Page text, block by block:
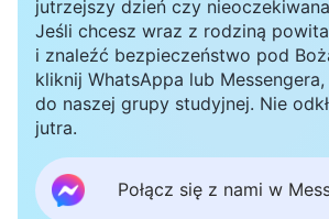
jutrzejszy dzień czy
Jeśli chcesz wraz z rodziną
i znaleźć bezpieczeństwo pod
kliknij WhatsAppa lub
do naszej grupy studyjnej. Nie
jutra.
Połącz się z nami w